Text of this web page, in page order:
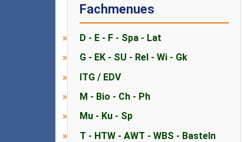
Fachmenues
D - E - F - Spa - Lat
G - EK - SU - Rel - Wi - Gk
ITG / EDV
M - Bio - Ch - Ph
Mu - Ku - Sp
T - HTW - AWT - WBS - Basteln